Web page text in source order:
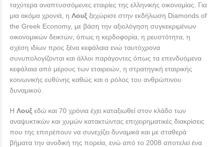
ταχύτερα αναπτυσσόμενες εταιρίες της ελληνικής οικονομίας. Για
μια ακόμα χρονιά, η Λουξ ξεχώρισε στην εκδήλωση Diamonds of
the Greek Economy, με βάση την αξιολόγηση συγκεκριμένων
οικονομικών δεικτών, όπως η κερδοφορία, η ρευστότητα, η
σχέση ιδίων προς ξένα κεφάλαια ενώ ταυτόχρονα
συνυπολογίζονται και άλλοι παράγοντες όπως τα επενδυόμενα
κεφάλαια από μέρους των εταιρειών, η στρατηγική εταιρικής
κοινωνικής ευθύνης καθώς και ο ρόλος του ανθρώπινου
δυναμικού.
Η Λουξ εδώ και 70 χρόνια έχει καταξιωθεί στον κλάδο των
αναψυκτικών και χυμών κατακτώντας επιχειρηματικές διακρίσεις
που της επιτρέπουν να συνεχίζει δυναμικά και με σταθερά
βήματα την ανοδική της πορεία, ενώ από το 2008 αποτελεί ένα